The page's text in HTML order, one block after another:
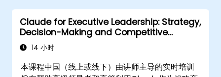
Claude for Executive Leadership: Strategy,
Decision-Making and Competitive
Advantage
14 小时
本课程中国（线上或线下）由讲师主导的实时培训